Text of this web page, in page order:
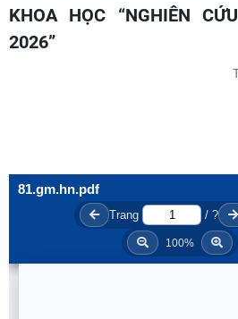
KHOA HỌC “NGHIÊN
2026”